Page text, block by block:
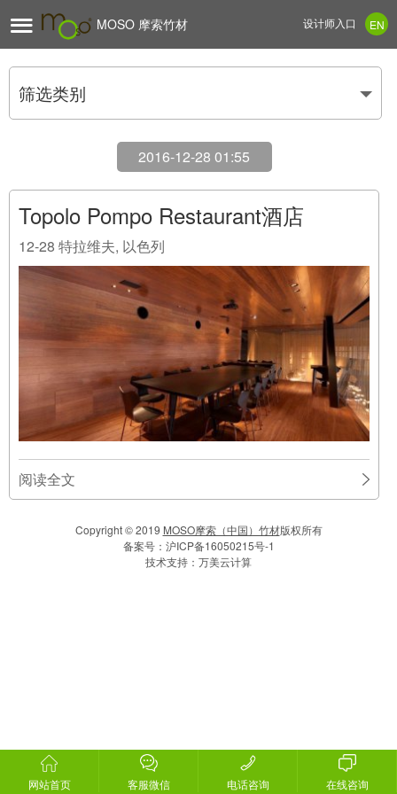
 MOSO 摩索竹材 EN
设计师入口
筛选类别
2016-12-28 01:55
Topolo Pompo Restaurant酒店
12-28 特拉维夫, 以色列
阅读全文
网站首页 客服微信 电话咨询 在线咨询
Copyright © 2019 MOSO摩索（中国）竹材版权所有
备案号： 沪ICP备16050215号-1
技术支持： 万美云计算